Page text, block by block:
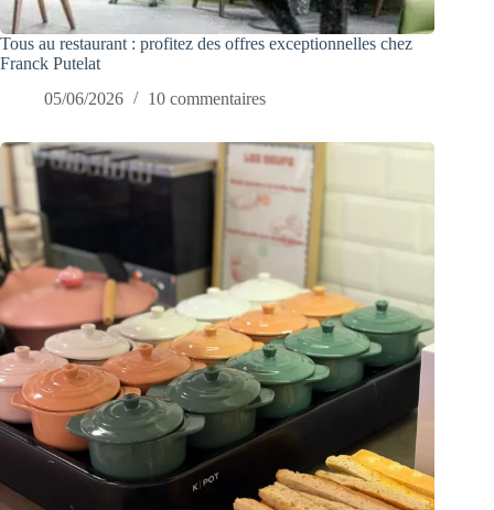
Tous au restaurant : profitez des offres exceptionnelles chez
Franck Putelat
05/06/2026
10 commentaires